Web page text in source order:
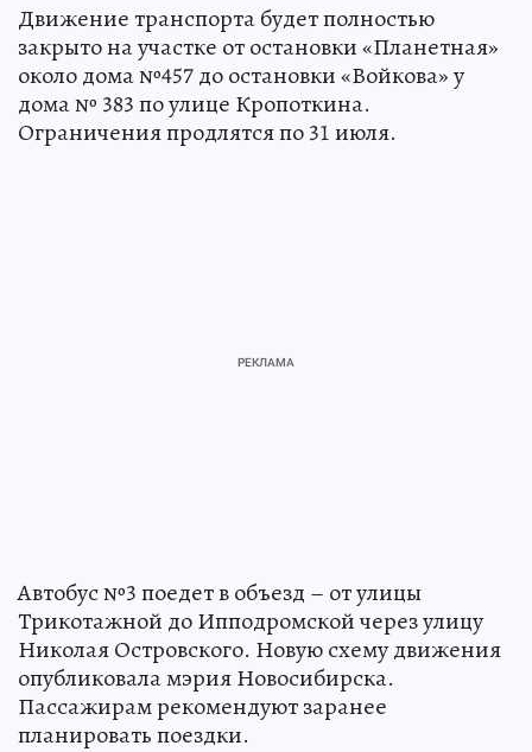
Движение транспорта будет полностью
закрыто на участке от остановки «Планетная»
около дома №457 до остановки «Войкова» у
дома № 383 по улице Кропоткина.
Ограничения продлятся по 31 июля.
Автобус №3 поедет в объезд – от улицы
Трикотажной до Ипподромской через улицу
Николая Островского. Новую схему движения
опубликовала мэрия Новосибирска.
Пассажирам рекомендуют заранее
планировать поездки.